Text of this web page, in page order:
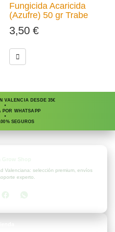
Fungicida Acaricida
(Azufre) 50 gr Trabe
3,50€
VALENCIA DESDE 35€
•
POR WHATSAPP
•
SEGUROS
Valenciana: selección premium, envíos
experto.